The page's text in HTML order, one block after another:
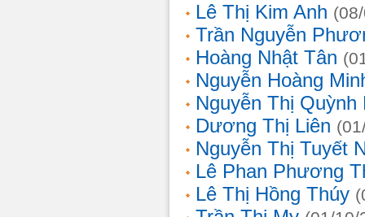
Lê Thị Kim Anh
Trần Nguyễn
Hoàng Nhật Tân
Nguyễn Hoàng
Nguyễn Thị Quỳnh
Dương Thị Liên
Nguyễn Thị Tuyết
Lê Phan Phương
Lê Thị Hồng Thúy